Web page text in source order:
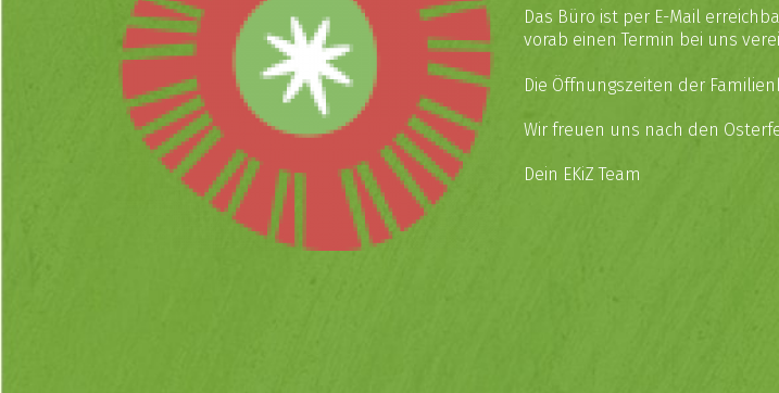
Das Büro ist per E-Mail
vorab einen Termin bei uns
Die Öffnungszeiten der
Wir freuen uns nach den
Dein EKiZ Team